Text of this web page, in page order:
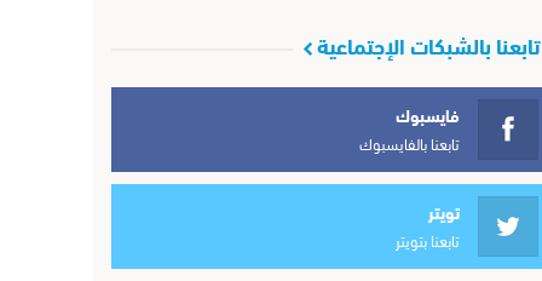
تابعنا بالشبكات الإجتماعية
فايسبوك
تابعنا بالفايسبوك
تويتر
تابعنا بتويتر